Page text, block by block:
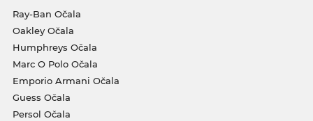
Ray-Ban Očala
Oakley Očala
Humphreys Očala
Marc O Polo Očala
Emporio Armani Očala
Guess Očala
Persol Očala